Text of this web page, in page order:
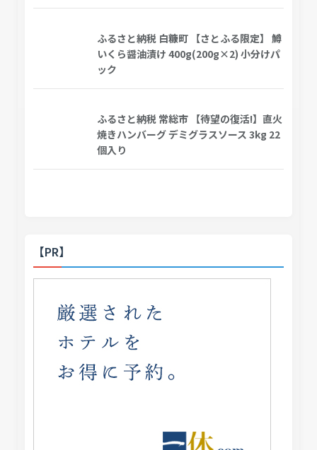
ふるさと納税 白糠町 【さとふる限定】 鱒
いくら醤油漬け 400g(200g×2) 小分けパ
ック
ふるさと納税 常総市 【待望の復活!】直火
焼きハンバーグ デミグラスソース 3kg 22
個入り
【PR】